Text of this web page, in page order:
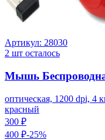
Артикул: 28030
2 шт осталось
Мышь
оптическая, 1200 dpi, 4
красный
300 ₽
400 ₽-25%